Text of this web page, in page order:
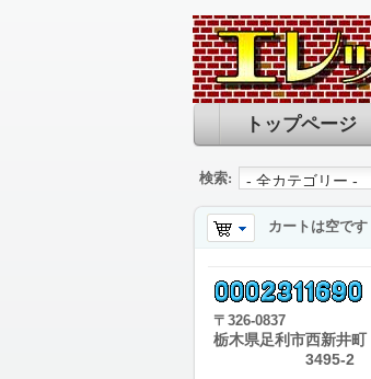
トップページ
検索:
カートは空です
〒 326-0837
栃木県足利市西新井町
3495-2